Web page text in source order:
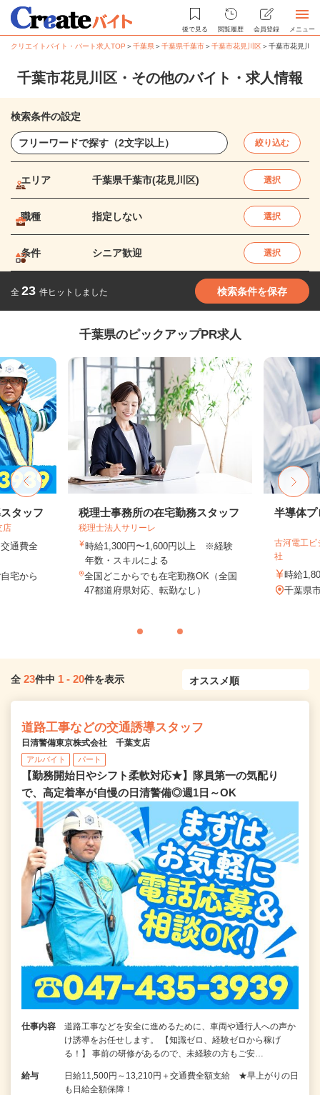
後で見る 閲覧履歴 会員登録 メニュー
クリエイトバイト・パート求人TOP ＞千葉県＞千葉県千葉市＞千葉市花見川区＞千葉市花見川
千葉市花見川区・その他のバイト・求人情報
検索条件の設定
絞り込む
エリア 千葉県千葉市(花見川区) 選択
職種 指定しない 選択
条件 シニア歓迎 選択
全 23 件ヒットしました 検索条件を保存
千葉県のピックアップPR求人
タッフ
店
通費全
宅から
税理士事務所の在宅勤務スタッフ
税理士法人サリーレ
時給1,300円〜1,600円以上 ※経験
年数・スキルによる
全国どこからでも在宅勤務OK（全国
47都道府県対応、転勤なし）
半導体プ
古河電工ビ
社
時給
千葉県
全 23件中 1 - 20件を表示
道路工事などの交通誘導スタッフ
日清警備東京株式会社 千葉支店
アルバイト パート
【勤務開始日やシフト柔軟対応★】隊員第一の気配り
で、高定着率が自慢の日清警備◎週1日～OK
仕事内容
道路工事などを安全に進めるために、車両や通行人への声か
け誘導をお任せします。 【知識ゼロ、経験ゼロから稼げ
る！】 事前の研修があるので、未経験の方もご安…
給与
日給11,500円～13,210円＋交通費全額支給 ★早上がりの日
も日給全額保障！